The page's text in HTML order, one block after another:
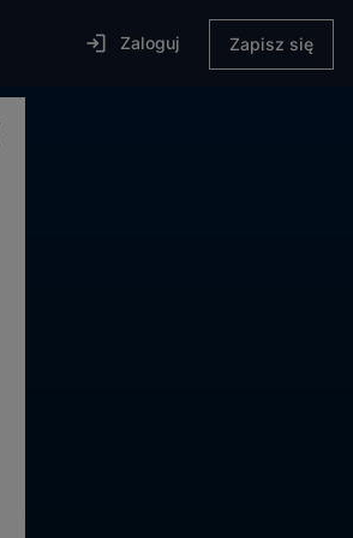
 Zaloguj Zapisz się